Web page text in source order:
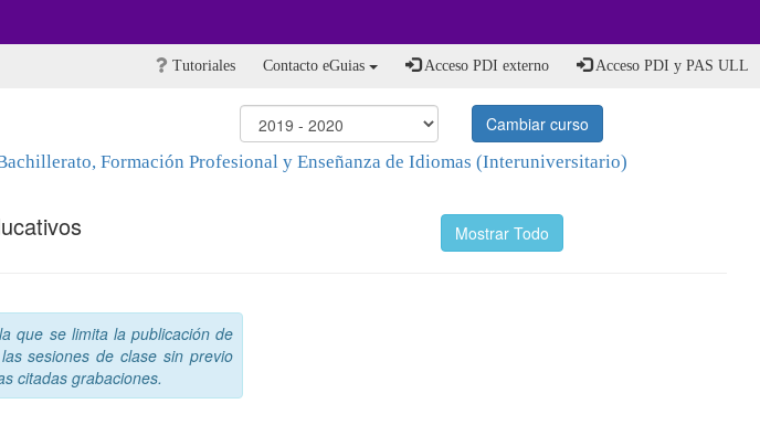
Tutoriales Contacto eGuias Acceso PDI externo Acceso PDI y PAS ULL
Cambiar curso
Formación Profesional y Enseñanza de Idiomas (Interuniversitario)
Mostrar Todo
que se limita la publicación de
sesiones de clase sin previo
citadas grabaciones.